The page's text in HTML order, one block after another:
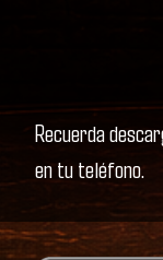
Recuerda
en tu teléfono.